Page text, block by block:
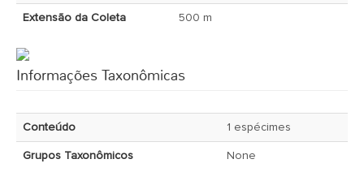
Extensão da Coleta 500 m
Informações Taxonômicas
Conteúdo 1 espécimes
Grupos Taxonômicos None